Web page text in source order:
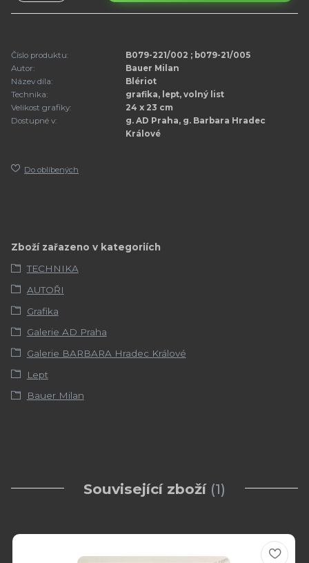
Číslo produktu:
B079-221/002 ; b079-21/005
Autor:
Bauer Milan
Název díla:
Blériot
Technika:
grafika, lept, volný list
Velikost grafiky:
24 x 23 cm
Dostupné v:
g. AD Praha, g. Barbara Hradec
Králové
Do oblíbených
Zboží zařazeno v kategoriích
TECHNIKA
AUTOŘI
Grafika
Galerie AD Praha
Galerie BARBARA Hradec Králové
Lept
Bauer Milan
Související zboží 1